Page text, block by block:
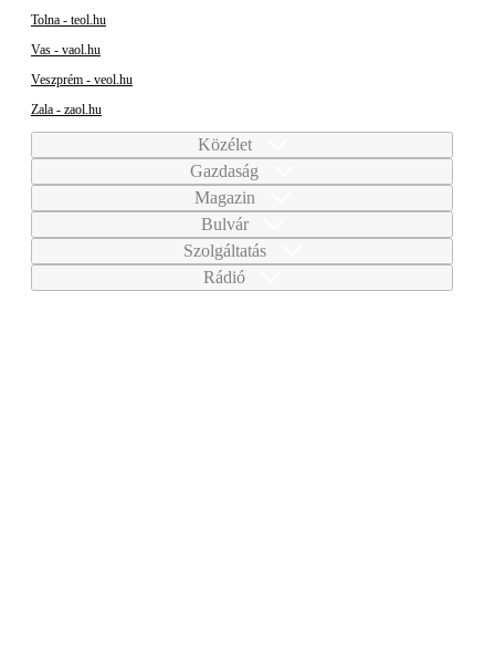
Tolna - teol.hu
Vas - vaol.hu
Veszprém - veol.hu
Zala - zaol.hu
Közélet
Gazdaság
Magazin
Bulvár
Szolgáltatás
Rádió